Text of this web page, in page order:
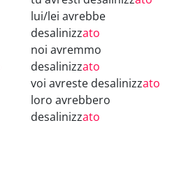
lui/lei avrebbe
desalinizzato
noi avremmo
desalinizzato
voi avreste desalinizzato
loro avrebbero
desalinizzato